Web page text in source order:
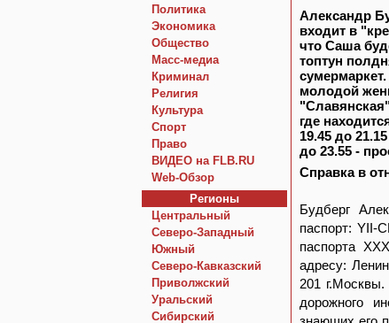
Политика
Экономика
Общество
Macc-медиа
Криминал
Религия
Культура
Спорт
Право
ВИДЕО на FLB.RU
Web-Обзор
Регионы
Центральный
Северо-Западный
Южный
Северо-Кавказский
Приволжский
Уральский
Сибирский
Александр
входит в
что Саша
топтун
молодой
где
19.45 до
до 23.55 -
Справка в
Будберг
паспорт: YII-
паспорта
адресу:
201 г.Москвы.
дорожного